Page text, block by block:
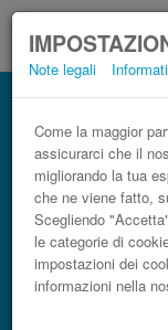
Note legali
Come la maggior
assicurarci che il
migliorando la tua
che ne viene fatto,
Scegliendo
le categorie di
impostazioni dei
informazioni nella
Autobus
Prenota il